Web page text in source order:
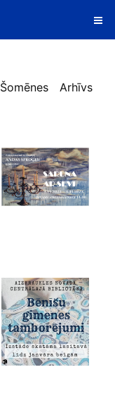
Šomēnes Arhīvs